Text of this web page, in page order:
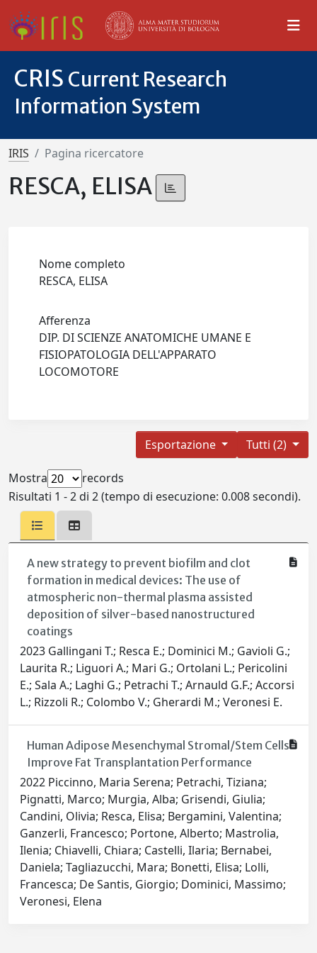
CRIS Current Research
Information System
IRIS Pagina ricercatore
RESCA, ELISA
Nome completo
RESCA, ELISA
Afferenza
DIP. DI SCIENZE ANATOMICHE UMANE E
FISIOPATOLOGIA DELL'APPARATO
LOCOMOTORE
Tutti (2)
Esportazione
Mostra
records
Risultati 1 - 2 di 2 (tempo di esecuzione: 0.008 secondi).
A new strategy to prevent biofilm and clot
formation in medical devices: The use of
atmospheric non-thermal plasma assisted
deposition of silver-based nanostructured
coatings
2023 Gallingani T.; Resca E.; Dominici M.; Gavioli G.;
Laurita R.; Liguori A.; Mari G.; Ortolani L.; Pericolini
E.; Sala A.; Laghi G.; Petrachi T.; Arnauld G.F.; Accorsi
L.; Rizzoli R.; Colombo V.; Gherardi M.; Veronesi E.
Human Adipose Mesenchymal Stromal/Stem Cells
Improve Fat Transplantation Performance
2022 Piccinno, Maria Serena; Petrachi, Tiziana;
Pignatti, Marco; Murgia, Alba; Grisendi, Giulia;
Candini, Olivia; Resca, Elisa; Bergamini, Valentina;
Ganzerli, Francesco; Portone, Alberto; Mastrolia,
Ilenia; Chiavelli, Chiara; Castelli, Ilaria; Bernabei,
Daniela; Tagliazucchi, Mara; Bonetti, Elisa; Lolli,
Francesca; De Santis, Giorgio; Dominici, Massimo;
Veronesi, Elena